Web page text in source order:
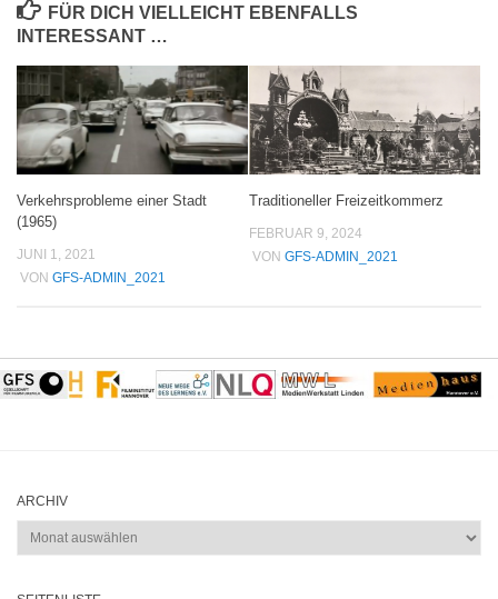
FÜR DICH VIELLEICHT EBENFALLS
INTERESSANT …
Verkehrsprobleme einer Stadt
(1965)
JUNI 1, 2021
VON GFS-ADMIN_2021
Traditioneller Freizeitkommerz
FEBRUAR 9, 2024
VON GFS-ADMIN_2021
ARCHIV
Archiv